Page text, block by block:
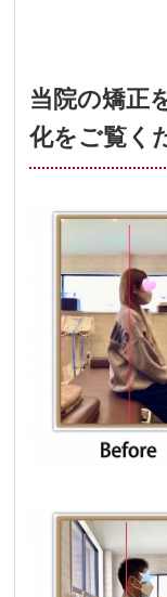
当院の矯正
化をご覧く